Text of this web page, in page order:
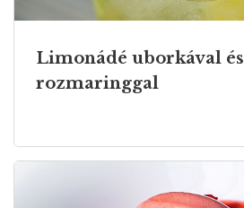
Limonádé uborkával és
rozmaringgal